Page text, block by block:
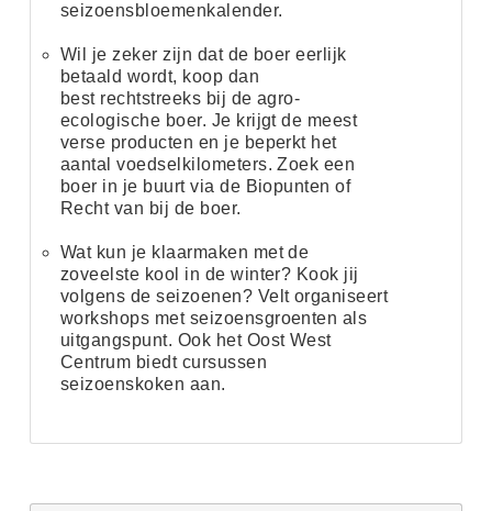
seizoensbloemenkalender.
Wil je zeker zijn dat de boer eerlijk
betaald wordt, koop dan
best rechtstreeks bij de agro-
ecologische boer. Je krijgt de meest
verse producten en je beperkt het
aantal voedselkilometers. Zoek een
boer in je buurt viade Biopunten of
Recht van bij de boer.
Wat kun je klaarmaken met de
zoveelste kool in de winter? Kook jij
volgens de seizoenen? Velt organiseert
workshops met seizoensgroenten als
uitgangspunt. Ook het Oost West
Centrum biedt cursussen
seizoenskoken aan.